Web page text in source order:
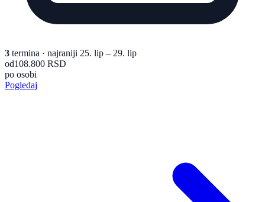
3 termina · najraniji 25. lip – 29. lip
od108.800 RSD
po osobi
Pogledaj